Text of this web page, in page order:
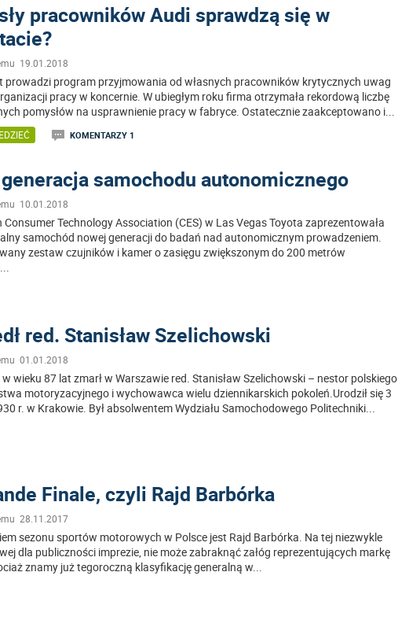
pracowników Audi sprawdzą się w
19.01.2018
prowadzi program przyjmowania od własnych pracowników krytycznych uwag
pracy w koncernie. W ubiegłym roku firma otrzymała rekordową liczbę
pomysłów na usprawnienie pracy w fabryce. Ostatecznie zaakceptowano i...
KOMENTARZY 1
samochodu autonomicznego
10.01.2018
Consumer Technology Association (CES) w Las Vegas Toyota zaprezentowała
samochód nowej generacji do badań nad autonomicznym prowadzeniem.
zestaw czujników i kamer o zasięgu zwiększonym do 200 metrów
...
red. Stanisław Szelichowski
01.01.2018
wieku 87 lat zmarł w Warszawie red. Stanisław Szelichowski – nestor polskiego
motoryzacyjnego i wychowawca wielu dziennikarskich pokoleń.Urodził się 3
r. w Krakowie. Był absolwentem Wydziału Samochodowego Politechniki...
Finale, czyli Rajd Barbórka
28.11.2017
sezonu sportów motorowych w Polsce jest Rajd Barbórka. Na tej niezwykle
dla publiczności imprezie, nie może zabraknąć załóg reprezentujących markę
znamy już tegoroczną klasyfikację generalną w...